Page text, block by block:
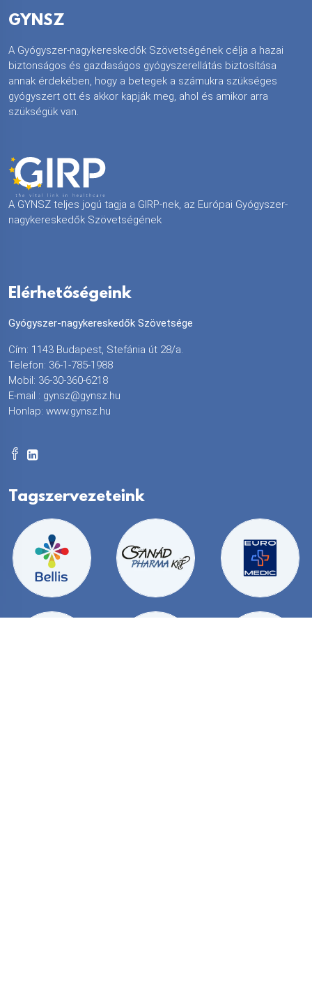
GYNSZ
A Gyógyszer-nagykereskedők Szövetségének célja a hazai
biztonságos és gazdaságos gyógyszerellátás biztosítása
annak érdekében, hogy a betegek a számukra szükséges
gyógyszert ott és akkor kapják meg, ahol és amikor arra
szükségük van.
A GYNSZ teljes jogú tagja a GIRP-nek, az Európai Gyógyszer-
nagykereskedők Szövetségének
Elérhetőségeink
Gyógyszer-nagykereskedők Szövetsége
Cím: 1143 Budapest, Stefánia út 28/a.
Telefon: 36-1-785-1988
Mobil: 36-30-360-6218
E-mail : gynsz@gynsz.hu
Honlap: www.gynsz.hu
Tagszervezeteink